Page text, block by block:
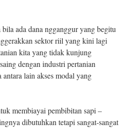
ada dana ngganggur yang begitu
sektor riil yang kini lagi
kita yang tidak kunjung
dengan industri pertanian
lain akses modal yang
membiayai pembibitan sapi –
dibutuhkan tetapi sangat-sangat